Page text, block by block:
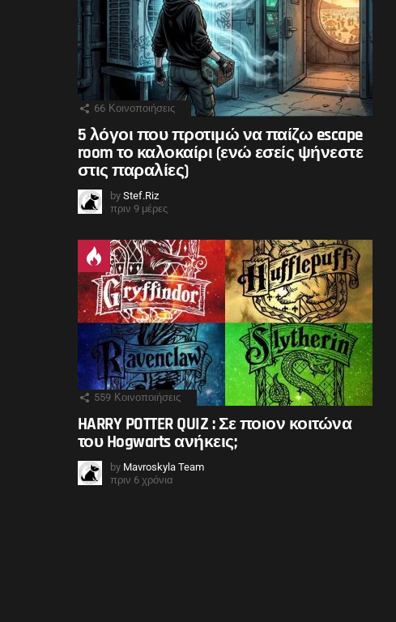
66 Κοινοποιήσεις
5 λόγοι που προτιμώ να παίζω escape
room το καλοκαίρι (ενώ εσείς ψήνεστε
στις παραλίες)
by Stef.Riz
πριν 9 μέρες
559 Κοινοποιήσεις
HARRY POTTER QUIZ : Σε ποιον κοιτώνα
του Hogwarts ανήκεις;
by Mavroskyla Team
πριν 6 χρόνια